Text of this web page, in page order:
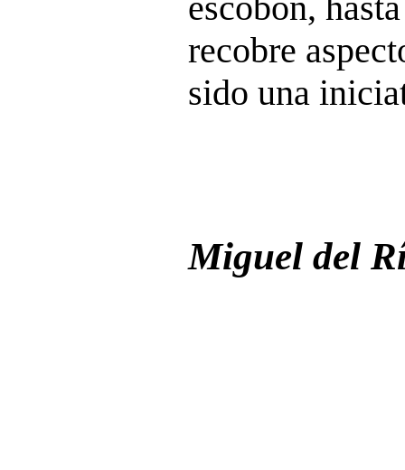
recobre
sido una
Miguel del